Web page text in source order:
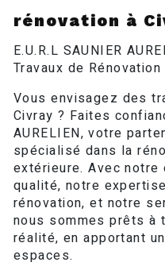
rénovation à
E.U.R.L SAUNIER
Travaux de Rénovation
Vous envisagez des
Civray ? Faites
AURELIEN, votre
spécialisé dans la
extérieure. Avec notre
qualité, notre
rénovation, et notre
nous sommes prêts à
réalité, en apportant
espaces.